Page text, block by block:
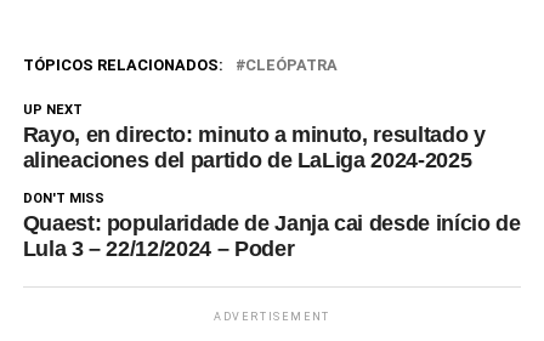
desculpashá muito procurado
feira, durante sua primeira
visita…
TÓPICOS RELACIONADOS: CLEÓPATRA
UP NEXT
Rayo, en directo: minuto a minuto, resultado y
alineaciones del partido de LaLiga 2024-2025
DON'T MISS
Quaest: popularidade de Janja cai desde início de
Lula 3 – 22/12/2024 – Poder
ADVERTISEMENT